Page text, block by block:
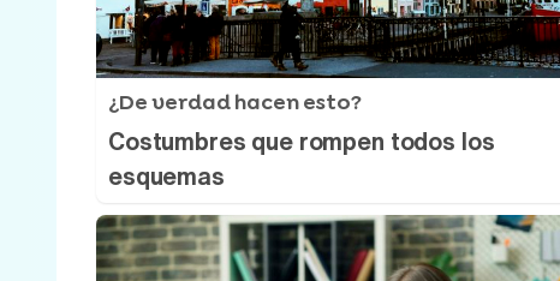
¿De verdad hacen esto?
Costumbres que rompen todos los
esquemas